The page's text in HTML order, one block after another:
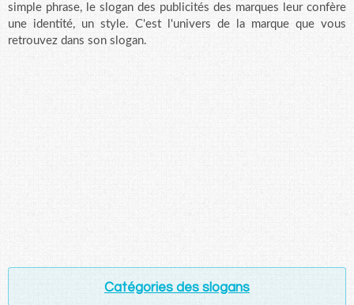
simple phrase, le slogan des publicités des marques leur confère
une identité, un style. C'est l'univers de la marque que vous
retrouvez dans son slogan.
Catégories des slogans